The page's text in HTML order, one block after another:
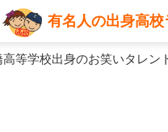
有名人の出身高
等学校出身のお笑いタレン